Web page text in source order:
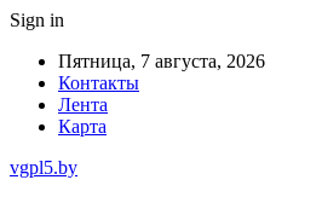
Sign in
Пятница, 7 августа, 2026
Контакты
Лента
Карта
vgpl5.by